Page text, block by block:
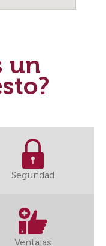
un
Seguridad
Ventajas